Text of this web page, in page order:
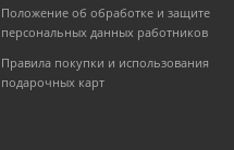
Положение об обработке и защите
персональных данных работников
Правила покупки и использования
подарочных карт